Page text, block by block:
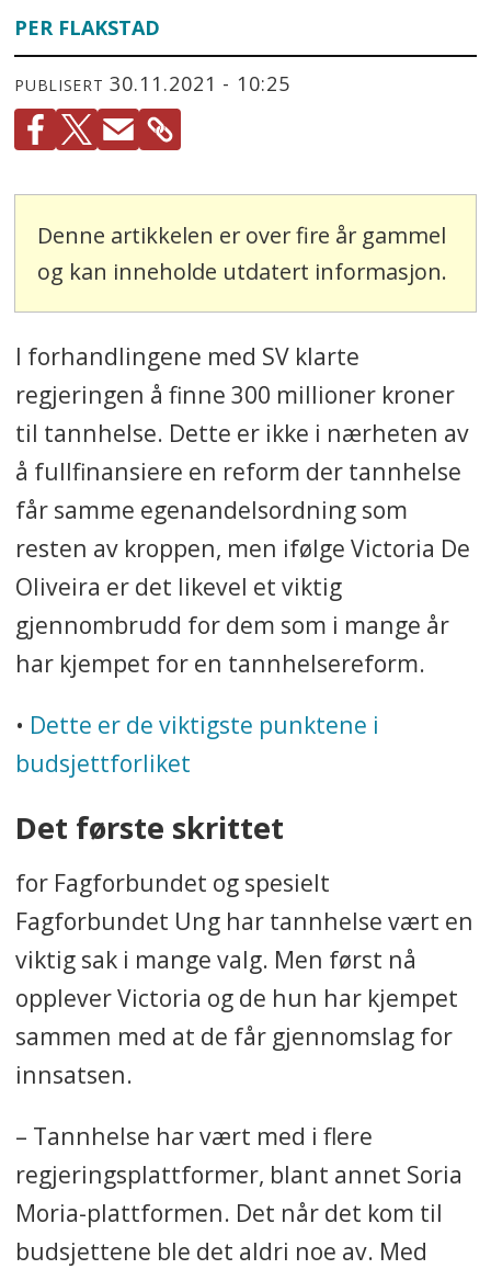
PER FLAKSTAD
PUBLISERT 30.11.2021 - 10:25
Denne artikkelen er over fire år gammel
og kan inneholde utdatert informasjon.
I forhandlingene med SV klarte
regjeringen å finne 300 millioner kroner
til tannhelse. Dette er ikke i nærheten av
å fullfinansiere en reform der tannhelse
får samme egenandelsordning som
resten av kroppen, men ifølge Victoria De
Oliveira er det likevel et viktig
gjennombrudd for dem som i mange år
har kjempet for en tannhelsereform.
• Dette er de viktigste punktene i
budsjettforliket
Det første skrittet
for Fagforbundet og spesielt
Fagforbundet Ung har tannhelse vært en
viktig sak i mange valg. Men først nå
opplever Victoria og de hun har kjempet
sammen med at de får gjennomslag for
innsatsen.
– Tannhelse har vært med i flere
regjeringsplattformer, blant annet Soria
Moria-plattformen. Det når det kom til
budsjettene ble det aldri noe av. Med